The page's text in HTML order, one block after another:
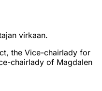
virkaan.
the Vice-chairlady for
chairlady of Magdalen